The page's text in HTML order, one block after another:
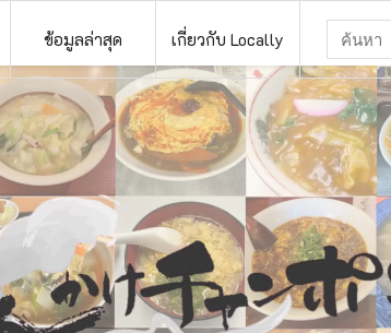
ข้อมูลล่าสุด เกี่ยวกับ Locally